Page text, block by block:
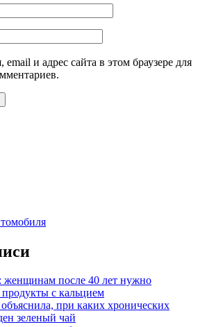
и адрес сайта в этом браузере для
женщинам после 40 лет нужно
продукты с кальцием
при каких хронических
зеленый чай